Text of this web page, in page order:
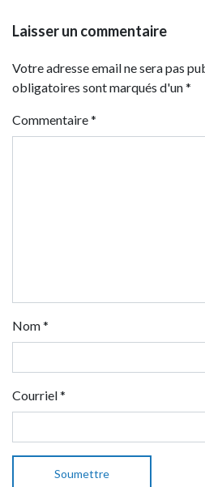
Laisser un commentaire
Votre adresse email ne sera pas
obligatoires sont marqués d'un *
Commentaire*
Nom*
Courriel*